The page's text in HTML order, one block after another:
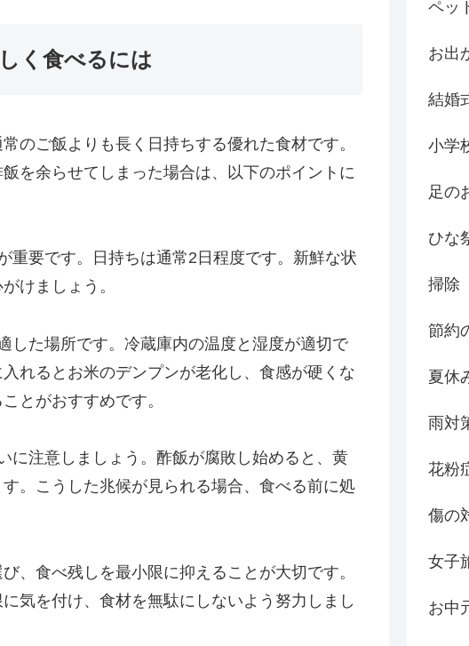
く食べるには
のご飯よりも長く日持ちする優れた食材です。
を余らせてしまった場合は、以下のポイントに
重要です。日持ちは通常2日程度です。新鮮な状
けましょう。
した場所です。冷蔵庫内の温度と湿度が適切で
れるとお米のデンプンが老化し、食感が硬くな
とがおすすめです。
に注意しましょう。酢飯が腐敗し始めると、黄
。こうした兆候が見られる場合、食べる前に処
、食べ残しを最小限に抑えることが大切です。
気を付け、食材を無駄にしないよう努力しまし
ペッ
お出
結婚
小学
足の
ひな
掃除
節約
夏休
雨対
花粉
傷の
女子
お中